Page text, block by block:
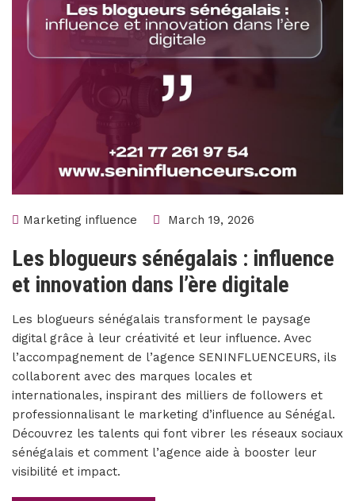
Marketing influence March 19, 2026
Les blogueurs sénégalais : influence
et innovation dans l’ère digitale
Les blogueurs sénégalais transforment le paysage
digital grâce à leur créativité et leur influence. Avec
l’accompagnement de l’agence SENINFLUENCEURS, ils
collaborent avec des marques locales et
internationales, inspirant des milliers de followers et
professionnalisant le marketing d’influence au Sénégal.
Découvrez les talents qui font vibrer les réseaux sociaux
sénégalais et comment l’agence aide à booster leur
visibilité et impact.